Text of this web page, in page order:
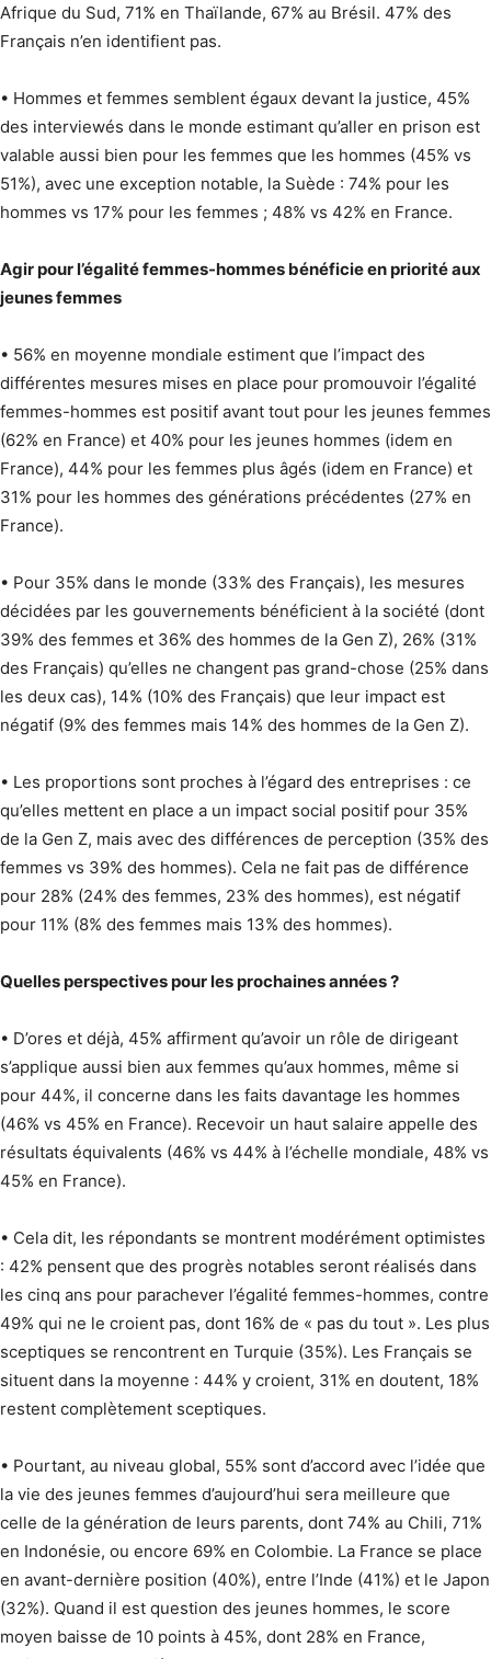
Afrique du Sud, 71% en Thaïlande, 67% au Brésil. 47% des
Français n’en identifient pas.
• Hommes et femmes semblent égaux devant la justice, 45%
des interviewés dans le monde estimant qu’aller en prison est
valable aussi bien pour les femmes que les hommes (45% vs
51%), avec une exception notable, la Suède : 74% pour les
hommes vs 17% pour les femmes ; 48% vs 42% en France.
Agir pour l’égalité femmes-hommes bénéficie en priorité aux
jeunes femmes
• 56% en moyenne mondiale estiment que l’impact des
différentes mesures mises en place pour promouvoir l’égalité
femmes-hommes est positif avant tout pour les jeunes femmes
(62% en France) et 40% pour les jeunes hommes (idem en
France), 44% pour les femmes plus âgés (idem en France) et
31% pour les hommes des générations précédentes (27% en
France).
• Pour 35% dans le monde (33% des Français), les mesures
décidées par les gouvernements bénéficient à la société (dont
39% des femmes et 36% des hommes de la Gen Z), 26% (31%
des Français) qu’elles ne changent pas grand-chose (25% dans
les deux cas), 14% (10% des Français) que leur impact est
négatif (9% des femmes mais 14% des hommes de la Gen Z).
• Les proportions sont proches à l’égard des entreprises : ce
qu’elles mettent en place a un impact social positif pour 35%
de la Gen Z, mais avec des différences de perception (35% des
femmes vs 39% des hommes). Cela ne fait pas de différence
pour 28% (24% des femmes, 23% des hommes), est négatif
pour 11% (8% des femmes mais 13% des hommes).
Quelles perspectives pour les prochaines années ?
• D’ores et déjà, 45% affirment qu’avoir un rôle de dirigeant
s’applique aussi bien aux femmes qu’aux hommes, même si
pour 44%, il concerne dans les faits davantage les hommes
(46% vs 45% en France). Recevoir un haut salaire appelle des
résultats équivalents (46% vs 44% à l’échelle mondiale, 48% vs
45% en France).
• Cela dit, les répondants se montrent modérément optimistes
: 42% pensent que des progrès notables seront réalisés dans
les cinq ans pour parachever l’égalité femmes-hommes, contre
49% qui ne le croient pas, dont 16% de « pas du tout ». Les plus
sceptiques se rencontrent en Turquie (35%). Les Français se
situent dans la moyenne : 44% y croient, 31% en doutent, 18%
restent complètement sceptiques.
• Pourtant, au niveau global, 55% sont d’accord avec l’idée que
la vie des jeunes femmes d’aujourd’hui sera meilleure que
celle de la génération de leurs parents, dont 74% au Chili, 71%
en Indonésie, ou encore 69% en Colombie. La France se place
en avant-dernière position (40%), entre l’Inde (41%) et le Japon
(32%). Quand il est question des jeunes hommes, le score
moyen baisse de 10 points à 45%, dont 28% en France,